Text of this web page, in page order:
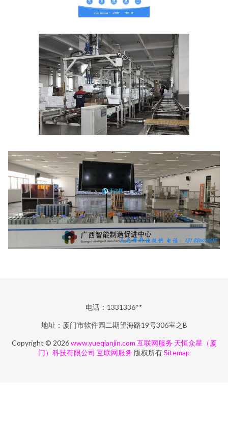
电话：1331336**
地址：厦门市软件园二期望海路19号306室之B
Copyright © 2026www.yueqianjin.com 互联网服务 天恒众星（厦
门）科技有限公司 互联网服务 版权所有Sitemap